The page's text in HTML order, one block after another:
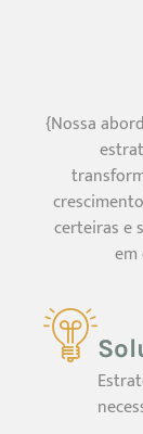
{Nossa
certeiras e